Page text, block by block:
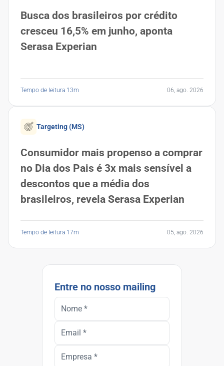
Busca dos brasileiros por crédito
cresceu 16,5% em junho, aponta
Serasa Experian
Tempo de leitura 13m 06, ago. 2026
Targeting (MS)
Consumidor mais propenso a comprar
no Dia dos Pais é 3x mais sensível a
descontos que a média dos
brasileiros, revela Serasa Experian
Tempo de leitura 17m 05, ago. 2026
Entre no nosso mailing